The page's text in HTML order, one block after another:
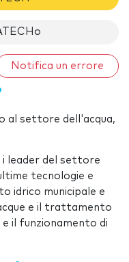
Notifica un errore
al settore dell'acqua,
i leader del settore
tecnologie e
idrico municipale e
e il trattamento
il funzionamento di